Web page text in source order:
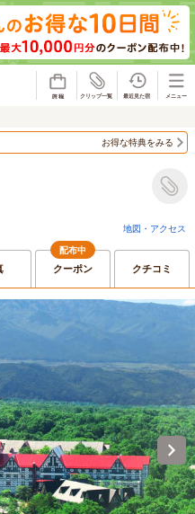
お得な特典をみる
地図・アクセス
配布中
クーポン クチコミ